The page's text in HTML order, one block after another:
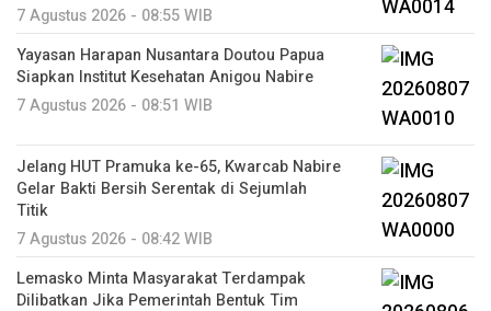
7 Agustus 2026 - 08:55 WIB
Yayasan Harapan Nusantara Doutou Papua
Siapkan Institut Kesehatan Anigou Nabire
7 Agustus 2026 - 08:51 WIB
Jelang HUT Pramuka ke-65, Kwarcab Nabire
Gelar Bakti Bersih Serentak di Sejumlah
Titik
7 Agustus 2026 - 08:42 WIB
Lemasko Minta Masyarakat Terdampak
Dilibatkan Jika Pemerintah Bentuk Tim